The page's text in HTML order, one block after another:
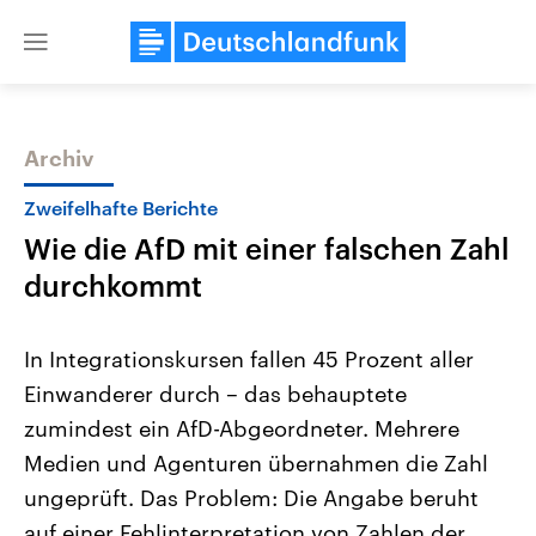
Close
Themen
Landtagswahl Sachsen-Anhalt
2026
Alle Informationen
Sachsen-Anhalt wählt am 6.
September 2026 einen neuen
Landtag. Seit 2021 wird das
Bundesland von einer Koalition aus
Aktuelle Beiträge,
Hintergründe
Wirtschaftlich und
gehören die Vereinigten
den mächtigsten Ländern
mit großem Einfluss auf
Archiv
Zweifelhafte Berichte
Wie die AfD mit einer falschen Zahl
durchkommt
In Integrationskursen fallen 45 Prozent aller
Einwanderer durch – das behauptete
zumindest ein AfD-Abgeordneter. Mehrere
Medien und Agenturen übernahmen die Zahl
ungeprüft. Das Problem: Die Angabe beruht